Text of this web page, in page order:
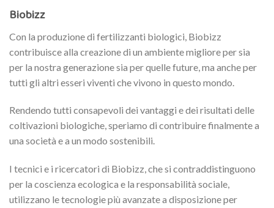
Biobizz
Con la produzione di fertilizzanti biologici, Biobizz
contribuisce alla creazione di un ambiente migliore per sia
per la nostra generazione sia per quelle future, ma anche per
tutti gli altri esseri viventi che vivono in questo mondo.
Rendendo tutti consapevoli dei vantaggi e dei risultati delle
coltivazioni biologiche, speriamo di contribuire finalmente a
una società e a un modo sostenibili.
I tecnici e i ricercatori di Biobizz, che si contraddistinguono
per la coscienza ecologica e la responsabilità sociale,
utilizzano le tecnologie più avanzate a disposizione per